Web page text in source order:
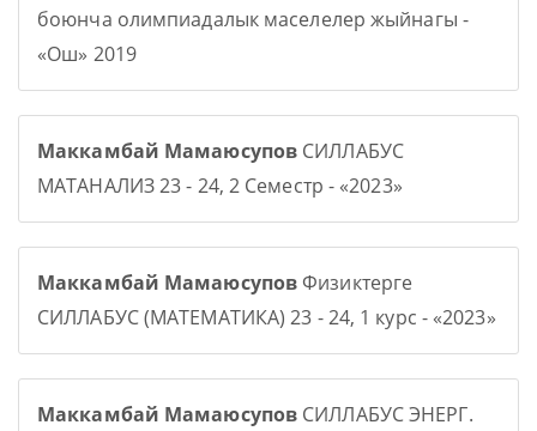
боюнча олимпиадалык маселелер жыйнагы -
«Ош» 2019
Маккамбай Мамаюсупов СИЛЛАБУС
МАТАНАЛИЗ 23 - 24, 2 Семестр - «2023»
Маккамбай МамаюсуповФизиктерге
СИЛЛАБУС (МАТЕМАТИКА) 23 - 24, 1 курс - «2023»
Маккамбай Мамаюсупов СИЛЛАБУС ЭНЕРГ.